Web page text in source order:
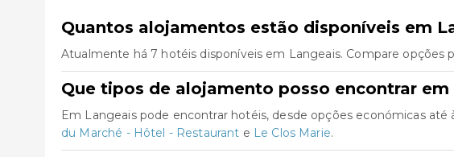
Quantos alojamentos estão disponíveis em
Atualmente há 7 hotéis disponíveis em Langeais. Compare opções
Que tipos de alojamento posso encontrar em
Em Langeais pode encontrar hotéis, desde opções económicas até
du Marché - Hôtel - Restaurant e Le Clos Marie.